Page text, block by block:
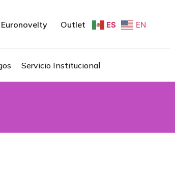
Euronovelty Outlet ES EN
Servicio Institucional